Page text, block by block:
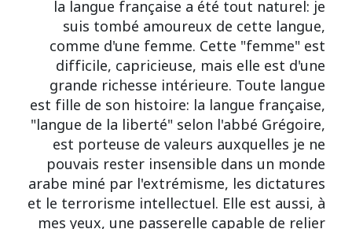
la langue française a été tout naturel: je
suis tombé amoureux de cette langue,
comme d'une femme. Cette "femme" est
difficile, capricieuse, mais elle est d'une
grande richesse intérieure. Toute langue
est fille de son histoire: la langue française,
"langue de la liberté" selon l'abbé Grégoire,
est porteuse de valeurs auxquelles je ne
pouvais rester insensible dans un monde
arabe miné par l'extrémisme, les dictatures
et le terrorisme intellectuel. Elle est aussi, à